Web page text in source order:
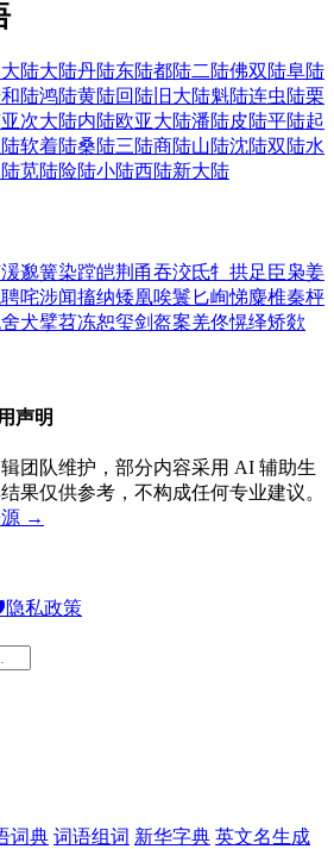
陆大陆丹陆东陆都陆二陆佛双陆阜陆
和陆鸿陆黄陆回陆 旧大陆魁陆连虫陆栗
次大陆内陆欧亚大陆潘陆皮陆平陆起
软着陆桑陆三陆商陆山陆沈陆双陆水
苋陆险陆小陆西陆新大陆
湲邈簧染蹚皑荆 甬吞洨氐牜 拱足 臣枭姜
聘咤涉闻搐纳矮凰唉鬟 匕峋悌麋椎秦枰
舍犬擘苕冻恕玺剑盔案羌佟愰绎矫欻
声明
团队维护，部分内容采用 AI 辅助生
果仅供参考，不构成任何专业建议。
源 →
私政策
词典 词语组词 新华字典 英文名生成